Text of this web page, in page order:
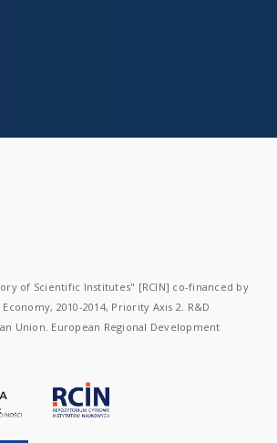
of Scientific Institutes" [RCIN] co-financed by
2010-2014, Priority Axis 2. R&D
Union. European Regional Development